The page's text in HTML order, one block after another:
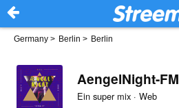
Germany > Berlin > Berlin
AengelNight-FM
Ein super mix · Web